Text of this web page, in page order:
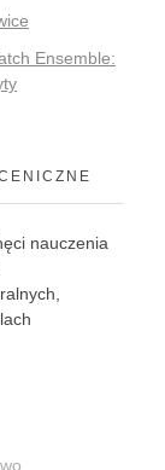
Ensemble:
nauczenia